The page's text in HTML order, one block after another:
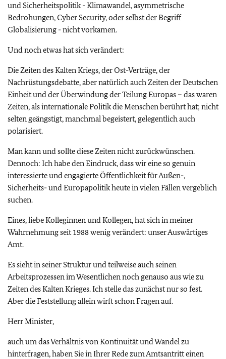
und Sicherheitspolitik - Klimawandel, asymmetrische
Bedrohungen, Cyber Security, oder selbst der Begriff
Globalisierung - nicht vorkamen.
Und noch etwas hat sich verändert:
Die Zeiten des Kalten Kriegs, der Ost-Verträge, der
Nachrüstungsdebatte, aber natürlich auch Zeiten der Deutschen
Einheit und der Überwindung der Teilung Europas – das waren
Zeiten, als internationale Politik die Menschen berührt hat; nicht
selten geängstigt, manchmal begeistert, gelegentlich auch
polarisiert.
Man kann und sollte diese Zeiten nicht zurückwünschen.
Dennoch: Ich habe den Eindruck, dass wir eine so genuin
interessierte und engagierte Öffentlichkeit für Außen-,
Sicherheits- und Europapolitik heute in vielen Fällen vergeblich
suchen.
Eines, liebe Kolleginnen und Kollegen, hat sich in meiner
Wahrnehmung seit 1988 wenig verändert: unser Auswärtiges
Amt.
Es sieht in seiner Struktur und teilweise auch seinen
Arbeitsprozessen im Wesentlichen noch genauso aus wie zu
Zeiten des Kalten Krieges. Ich stelle das zunächst nur so fest.
Aber die Feststellung allein wirft schon Fragen auf.
Herr Minister,
auch um das Verhältnis von Kontinuität und Wandel zu
hinterfragen, haben Sie in Ihrer Rede zum Amtsantritt einen